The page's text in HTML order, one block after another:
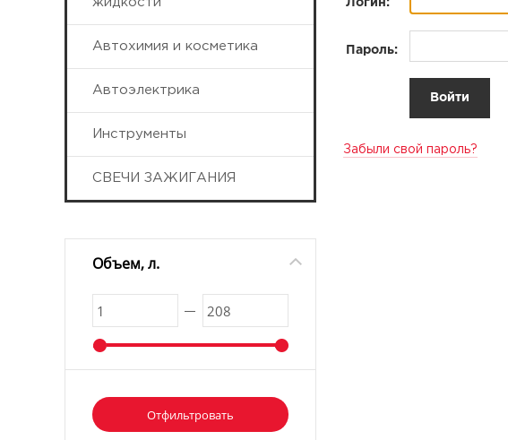
Автохимия и косметика
Автоэлектрика
Инструменты
СВЕЧИ ЗАЖИГАНИЯ
Объем, л.
Логин:
Пароль:
Забыли свой пароль?